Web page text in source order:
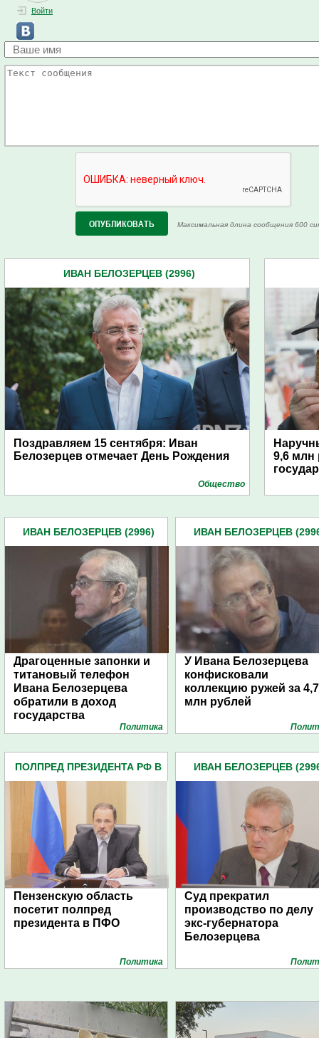
Войти
Максимальная длина сообщения 600
ИВАН БЕЛОЗЕРЦЕВ (2996)
Поздравляем 15 сентября: Иван
Белозерцев отмечает День Рождения
Общество
9,6 млн
ИВАН БЕЛОЗЕРЦЕВ (2996)
Драгоценные запонки и
титановый телефон
Ивана Белозерцева
обратили в доход
государства
Политика
ИВАН БЕЛОЗЕРЦЕВ
У Ивана Белозерцева
конфисковали
коллекцию ружей за 4,7
млн рублей
ПОЛПРЕД ПРЕЗИДЕНТА РФ В
Пензенскую область
посетит полпред
президента в ПФО
Политика
ИВАН БЕЛОЗЕРЦЕВ
Суд прекратил
производство по делу
экс-губернатора
Белозерцева